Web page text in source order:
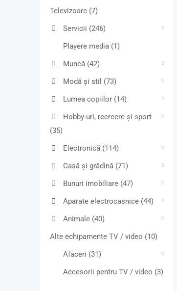
Televizoare (7)
Servicii (246)
Playere media (1)
Muncă (42)
Modă și stil (73)
Lumea copiilor (14)
Hobby-uri, recreere și sport
(35)
Electronică (114)
Casă și grădină (71)
Bunuri imobiliare (47)
Aparate electrocasnice (44)
Animale (40)
Alte echipamente TV / video (10)
Afaceri (31)
Accesorii pentru TV / video (3)